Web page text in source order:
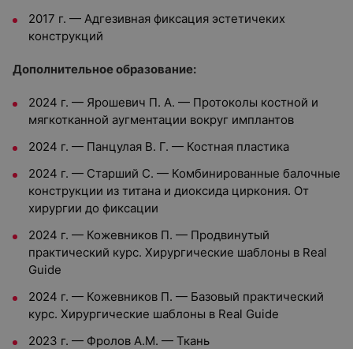
2017 г. — Адгезивная фиксация эстетичеких
конструкций
Дополнительное образование:
2024 г. — Ярошевич П. А. — Протоколы костной и
мягкотканной аугментации вокруг имплантов
2024 г. — Панцулая В. Г. — Костная пластика
2024 г. — Старший С. — Комбинированные балочные
конструкции из титана и диоксида циркония. От
хирургии до фиксации
2024 г. — Кожевников П. — Продвинутый
практический курс. Хирургические шаблоны в Real
Guide
2024 г. — Кожевников П. — Базовый практический
курс. Хирургические шаблоны в Real Guide
2023 г. — Фролов А.М. — Ткань